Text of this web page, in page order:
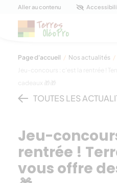
Panneau de gestion des
Aller au contenu
Page d'accueil / Nos actualités /
Jeu-concours : c’est la rentrée !
cadeaux 🎁🎁
TOUTES LES
Jeu-
rentrée !
vous offre